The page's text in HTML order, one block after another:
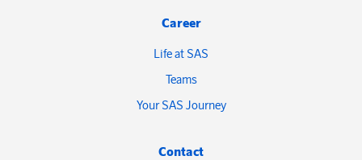
Career
Life at SAS
Teams
Your SAS Journey
Contact